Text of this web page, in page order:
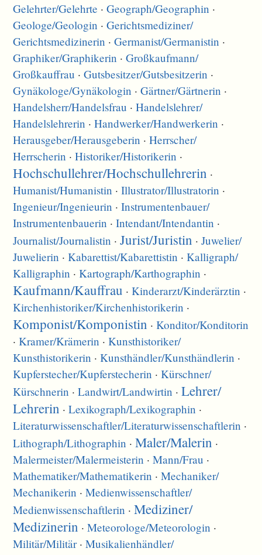
Gelehrter/Gelehrte ·Geograph/Geographin ·
Geologe/Geologin ·Gerichtsmediziner/
Gerichtsmedizinerin ·Germanist/Germanistin ·
Graphiker/Graphikerin ·Großkaufmann/
Großkauffrau ·Gutsbesitzer/Gutsbesitzerin ·
Gynäkologe/Gynäkologin ·Gärtner/Gärtnerin ·
Handelsherr/Handelsfrau ·Handelslehrer/
Handelslehrerin ·Handwerker/Handwerkerin ·
Herausgeber/Herausgeberin ·Herrscher/
Herrscherin ·Historiker/Historikerin ·
Hochschullehrer/Hochschullehrerin ·
Humanist/Humanistin ·Illustrator/Illustratorin ·
Ingenieur/Ingenieurin ·Instrumentenbauer/
Instrumentenbauerin ·Intendant/Intendantin ·
Journalist/Journalistin ·Jurist/Juristin ·Juwelier/
Juwelierin ·Kabarettist/Kabarettistin ·Kalligraph/
Kalligraphin ·Kartograph/Karthographin ·
Kaufmann/Kauffrau ·Kinderarzt/Kinderärztin ·
Kirchenhistoriker/Kirchenhistorikerin ·
Komponist/Komponistin ·Konditor/Konditorin
·Kramer/Krämerin ·Kunsthistoriker/
Kunsthistorikerin ·Kunsthändler/Kunsthändlerin ·
Kupferstecher/Kupferstecherin ·Kürschner/
Kürschnerin ·Landwirt/Landwirtin ·Lehrer/
Lehrerin ·Lexikograph/Lexikographin ·
Literaturwissenschaftler/Literaturwissenschaftlerin ·
Lithograph/Lithographin ·Maler/Malerin ·
Malermeister/Malermeisterin ·Mann/Frau ·
Mathematiker/Mathematikerin ·Mechaniker/
Mechanikerin ·Medienwissenschaftler/
Medienwissenschaftlerin ·Mediziner/
Medizinerin ·Meteorologe/Meteorologin ·
Militär/Militär·Musikalienhändler/